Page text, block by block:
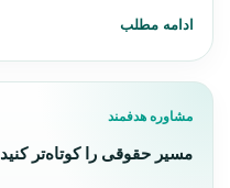
ادامه مطلب
مشاوره هدفمند
مسیر حقوقی را کوتاه‌تر کنید